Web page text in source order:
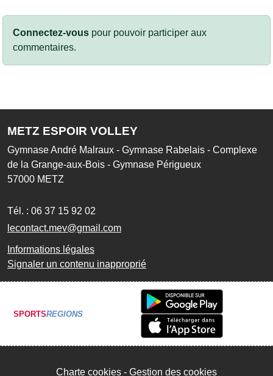
Connectez-vous pour pouvoir participer aux
commentaires.
METZ ESPOIR VOLLEY
Gymnase André Malraux - Gymnase Rabelais - Complexe
de la Grange-aux-Bois - Gymnase Périgueux
57000 METZ
Tél. : 06 37 15 92 02
lecontact.mev@gmail.com
Informations légales
Signaler un contenu inapproprié
SPORTSREGIONS
Charte cookies Gestion des cookies